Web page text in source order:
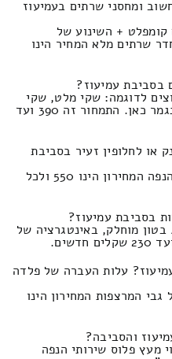
ומחסני שרתים בעמיעוז
+ השינוע של
שרתים מלא המחיר הינו
בסביבת עמיעוז?
לדוגמה: שקי מלט, שקי
בלה, טיט, פחים לצביעה וזה לא נגמר כאן. התמחור זה 390 ועד
או לחלופין זעיר בסביבת
מחירון הובלת ארונית חשמל ללא הנפה המחירון הינו 550 ולכל
בסביבת עמיעוז?
מוחלק, באינטגרציה של
עלות העברה של פלדה
המרצפות המחירון הינו
והסביבה?
מעץ פלוס שירותי הנפה